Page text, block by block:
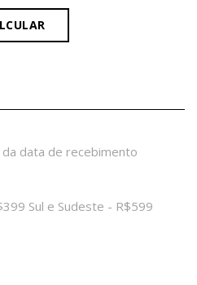
data de recebimento
Sul e Sudeste - R$599